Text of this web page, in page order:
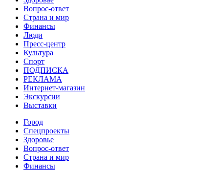
Вопрос-ответ
Страна и мир
Финансы
Люди
Пресс-центр
Культура
Спорт
ПОДПИСКА
РЕКЛАМА
Интернет-магазин
Экскурсии
Выставки
Город
Спецпроекты
Здоровье
Вопрос-ответ
Страна и мир
Финансы